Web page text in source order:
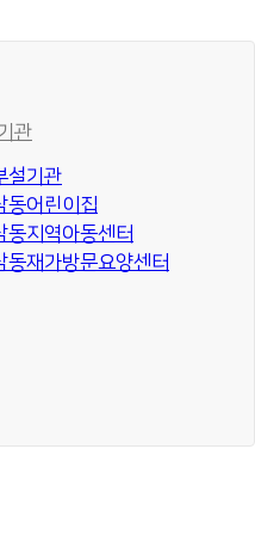
관
설기관
동어린이집
동지역아동센터
동재가방문요양센터